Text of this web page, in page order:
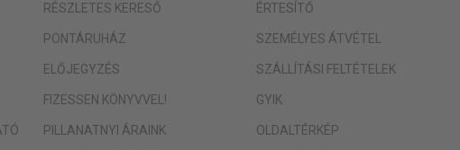
RÉSZLETES KERESŐ
PONTÁRUHÁZ
ELŐJEGYZÉS
FIZESSEN KÖNYVVEL!
PILLANATNYI ÁRAINK
ÉRTESÍTŐ
SZEMÉLYES ÁTVÉTEL
SZÁLLÍTÁSI FELTÉTELEK
GYIK
OLDALTÉRKÉP